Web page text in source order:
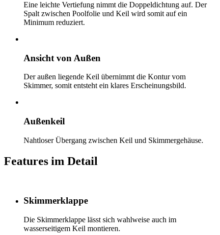
Eine leichte Vertiefung nimmt die Doppeldichtung auf. Der
Spalt zwischen Poolfolie und Keil wird somit auf ein
Minimum reduziert.
Ansicht von Außen
Der außen liegende Keil übernimmt die Kontur vom
Skimmer, somit entsteht ein klares Erscheinungsbild.
Außenkeil
Nahtloser Übergang zwischen Keil und Skimmergehäuse.
Features im Detail
Skimmerklappe
Die Skimmerklappe lässt sich wahlweise auch im
wasserseitigem Keil montieren.